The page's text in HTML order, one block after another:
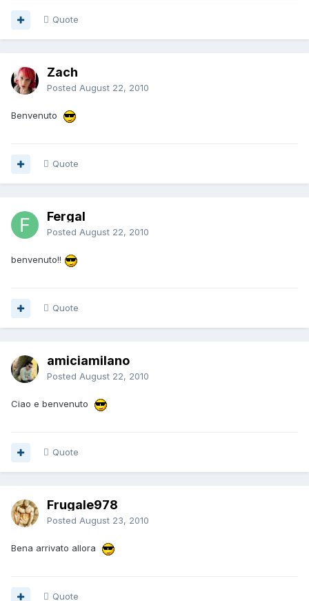
Quote
Zach
Posted August 22, 2010
Benvenuto
Quote
Fergal
Posted August 22, 2010
benvenuto!!
Quote
amiciamilano
Posted August 22, 2010
Ciao e benvenuto
Quote
Frugale978
Posted August 23, 2010
Bena arrivato allora
Quote